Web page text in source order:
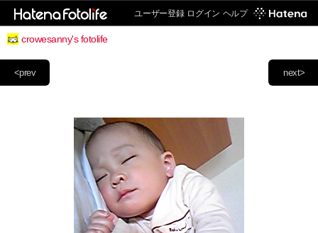
ユーザー登録 ログイン ヘルプ
crowesanny's fotolife
next>
<prev